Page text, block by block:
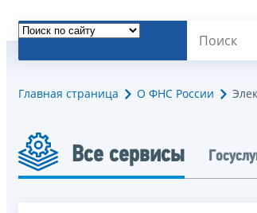
Главная страница О ФНС России
Все сервисы